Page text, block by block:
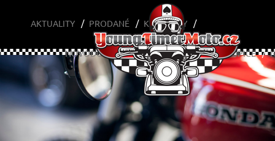
AKTUALITY PRODANÉ KONTAKTY
NOVODOBÉ YOUNGTIMERY CAFÉ A OPICE
SUZUKI GSX 1400 POUZE 12846KM!